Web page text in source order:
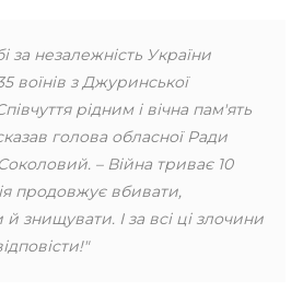
за незалежність України
воїнів з Джуринської
рідним і вічна пам'ять
голова обласної Ради
– Війна триває 10
продовжує вбивати,
знищувати. І за всі ці злочини